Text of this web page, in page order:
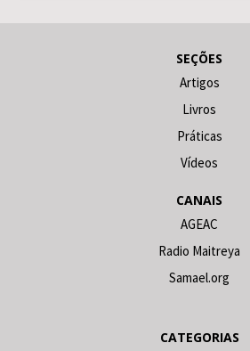
SEÇÕES
Artigos
Livros
Práticas
Vídeos
CANAIS
AGEAC
Radio Maitreya
Samael.org
CATEGORIAS